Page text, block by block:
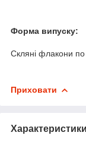
Форма випуску:
Скляні флакони по
Приховати
Характеристики